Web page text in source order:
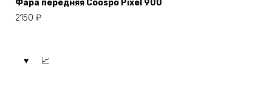
Фара передняя Coospo Pixel 900
2150 ₽